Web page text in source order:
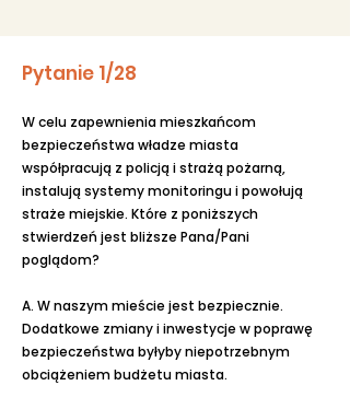
Pytanie 1/28
W celu zapewnienia mieszkańcom
bezpieczeństwa władze miasta
współpracują z policją i strażą pożarną,
instalują systemy monitoringu i powołują
straże miejskie. Które z poniższych
stwierdzeń jest bliższe Pana/Pani
poglądom?
A. W naszym mieście jest bezpiecznie.
Dodatkowe zmiany i inwestycje w poprawę
bezpieczeństwa byłyby niepotrzebnym
obciążeniem budżetu miasta.